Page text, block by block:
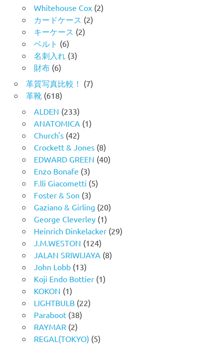
Whitehouse Cox(2)
カードケース (2)
キーケース (2)
ベルト (6)
名刺入れ (3)
財布(6)
革質写真比較！ (7)
革靴(618)
ALDEN (233)
ANATOMICA (1)
Church's(42)
Crockett & Jones(8)
EDWARD GREEN (40)
Enzo Bonafe (3)
F.lli Giacometti (5)
Foster & Son (3)
Gaziano & Girling (20)
George Cleverley(1)
Heinrich Dinkelacker(29)
J.M.WESTON (124)
JALAN SRIWIJAYA (8)
John Lobb(13)
Koji Endo Bottier(1)
KOKON (1)
LIGHTBULB(22)
Paraboot(38)
RAYMAR (2)
REGAL(TOKYO) (5)